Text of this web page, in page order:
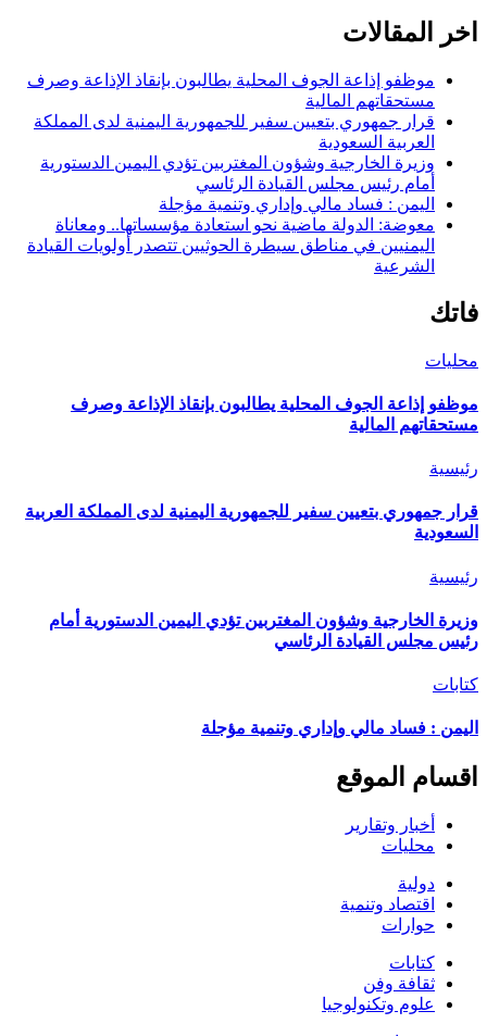
اخر المقالات
موظفو إذاعة الجوف المحلية يطالبون بإنقاذ الإذاعة وصرف
مستحقاتهم المالية
قرار جمهوري بتعيين سفير للجمهورية اليمنية لدى المملكة
العربية السعودية
وزيرة الخارجية وشؤون المغتربين تؤدي اليمين الدستورية
أمام رئيس مجلس القيادة الرئاسي
اليمن : فساد مالي وإداري وتنمية مؤجلة
معوضة: الدولة ماضية نحو استعادة مؤسساتها.. ومعاناة
اليمنيين في مناطق سيطرة الحوثيين تتصدر أولويات القيادة
الشرعية
فاتك
محليات
موظفو إذاعة الجوف المحلية يطالبون بإنقاذ الإذاعة وصرف
مستحقاتهم المالية
رئيسية
قرار جمهوري بتعيين سفير للجمهورية اليمنية لدى المملكة العربية
السعودية
رئيسية
وزيرة الخارجية وشؤون المغتربين تؤدي اليمين الدستورية أمام
رئيس مجلس القيادة الرئاسي
كتابات
اليمن : فساد مالي وإداري وتنمية مؤجلة
اقسام الموقع
أخبار وتقارير
محليات
دولية
اقتصاد وتنمية
حوارات
كتابات
ثقافة وفن
علوم وتكنولوجيا